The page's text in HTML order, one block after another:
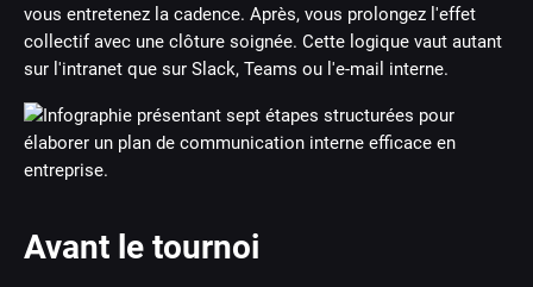
vous entretenez la cadence. Après, vous prolongez l'effet
collectif avec une clôture soignée. Cette logique vaut autant
sur l'intranet que sur Slack, Teams ou l'e-mail interne.
Avant le tournoi